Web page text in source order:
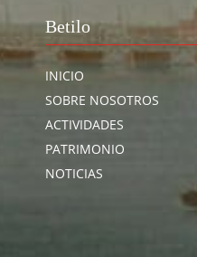
Betilo
INICIO
SOBRE NOSOTROS
ACTIVIDADES
PATRIMONIO
NOTICIAS